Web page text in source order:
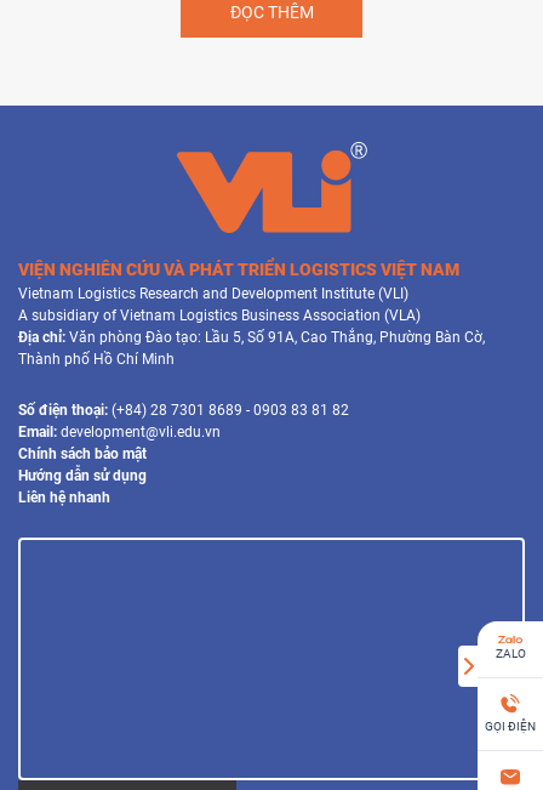
ĐỌC THÊM
VIỆN NGHIÊN CỨU VÀ PHÁT TRIỂN LOGISTICS VIỆT NAM
Vietnam Logistics Research and Development Institute (VLI)
A subsidiary of Vietnam Logistics Business Association (VLA)
Địa chỉ: Văn phòng Đào tạo: Lầu 5, Số 91A, Cao Thắng, Phường Bàn Cờ,
Thành phố Hồ Chí Minh
Số điện thoại: (+84) 28 7301 8689 - 0903 83 81 82
Email: development@vli.edu.vn
Chính sách bảo mật
Hướng dẫn sử dụng
Liên hệ nhanh
ZALO
GỌI ĐIỆN